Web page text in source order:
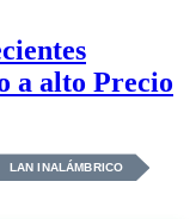
a alto Precio
LAN INALÁMBRICO